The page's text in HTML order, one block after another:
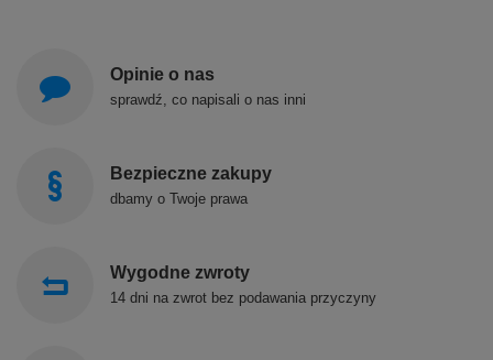
Opinie o nas
sprawdź, co napisali o nas inni
Bezpieczne zakupy
dbamy o Twoje prawa
Wygodne zwroty
14 dni na zwrot bez podawania przyczyny